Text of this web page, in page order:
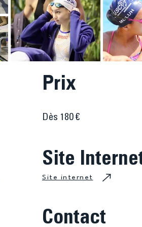
Prix
Dès 180 €
Site
Contact
Site internet